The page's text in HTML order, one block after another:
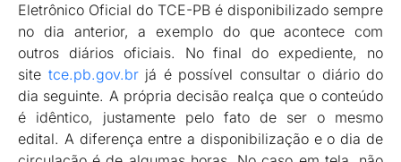
Eletrônico Oficial do TCE-PB é disponibilizado sempre
no dia anterior, a exemplo do que acontece com
outros diários oficiais. No final do expediente, no
site tce.pb.gov.brjá é possível consultar o diário do
dia seguinte. A própria decisão realça que o conteúdo
é idêntico, justamente pelo fato de ser o mesmo
edital. A diferença entre a disponibilização e o dia de